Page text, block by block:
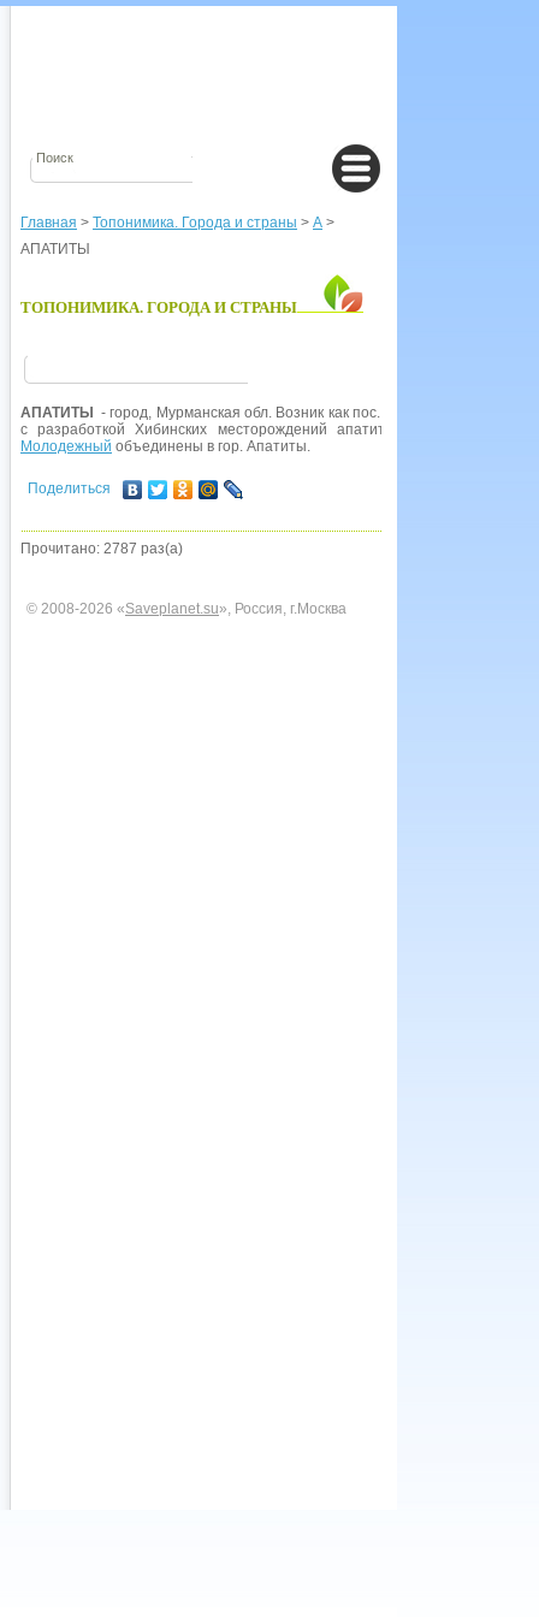
Главная > Топонимика. Города и страны > А >
АПАТИТЫ
ТОПОНИМИКА. ГОРОДА И СТРАНЫ
АПАТИТЫ - город, Мурманская обл. Возник как пос. при ст.
с разработкой Хибинских месторождений апатито-нефелиновых
Молодежный объединены в гор. Апатиты.
Поделиться
Прочитано: 2787 раз(а)
© 2008-2026 «Saveplanet.su», Россия, г.Москва